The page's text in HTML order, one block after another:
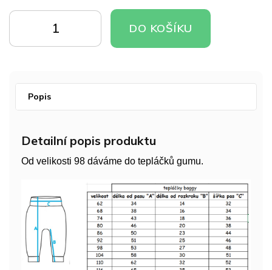
cena:
KOŠÍKU
KOŠÍKU
DO KOŠÍKU
Popis
Detailní popis produktu
Od velikosti 98 dáváme do tepláčků gumu.